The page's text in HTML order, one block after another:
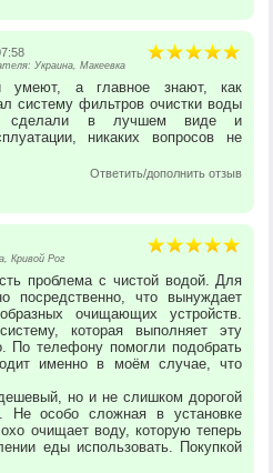
Украина, Макеевка
умеют, а главное знают, как
систему фильтров очистки воды
сделали в лучшем виде и
никаких вопросов не
Ответить/дополнить отзыв
Кривой Рог
проблема с чистой водой. Для
посредственно, что вынуждает
очищающих устройств.
которая выполняет эту
По телефону помогли подобрать
именно в моём случае, что
но и не слишком дорогой
Не особо сложная в установке
очищает воду, которую теперь
еды использовать. Покупкой